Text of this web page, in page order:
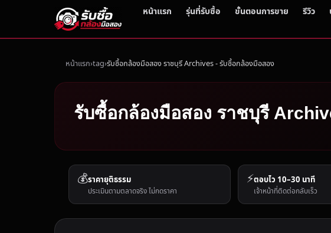
หน้าแรก รุ่นที่รับซื้อ ขั้นตอนการขาย รีวิว
หน้าแรก tag รับซื้อกล้องมือสอง ราชบุรี Archives - รับซื้อกล้องมือสอง
รับซื้อกล้องมือสอง ราชบุรี
💰ราคายุติธรรม
ประเมินตามตลาดจริง ไม่กดราคา
⚡ตอบไว 10–30 นาที
เจ้าหน้าที่ติดต่อกลับเร็ว